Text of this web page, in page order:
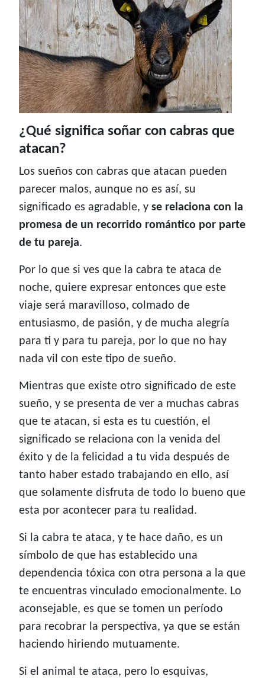
¿Qué significa soñar con cabras que
atacan?
Los sueños con cabras que atacan pueden
parecer malos, aunque no es así, su
significado es agradable, y se relaciona con la
promesa de un recorrido romántico por parte
de tu pareja.
Por lo que si ves que la cabra te ataca de
noche, quiere expresar entonces que este
viaje será maravilloso, colmado de
entusiasmo, de pasión, y de mucha alegría
para ti y para tu pareja, por lo que no hay
nada vil con este tipo de sueño.
Mientras que existe otro significado de este
sueño, y se presenta de ver a muchas cabras
que te atacan, si esta es tu cuestión, el
significado se relaciona con la venida del
éxito y de la felicidad a tu vida después de
tanto haber estado trabajando en ello, así
que solamente disfruta de todo lo bueno que
esta por acontecer para tu realidad.
Si la cabra te ataca, y te hace daño, es un
símbolo de que has establecido una
dependencia tóxica con otra persona a la que
te encuentras vinculado emocionalmente. Lo
aconsejable, es que se tomen un período
para recobrar la perspectiva, ya que se están
haciendo hiriendo mutuamente.
Si el animal te ataca, pero lo esquivas,